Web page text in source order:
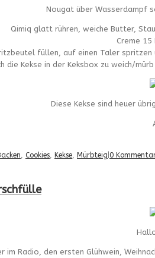
Nougat über Wasserdampf
Qimiq glatt rühren, weiche Butter,
Creme
füllen, auf einen Taler
die Kekse in der Keksbox zu weich/
Diese Kekse sind heuer
Cookies Kekse Mürbteig 0
im Radio, den ersten Glühwein,